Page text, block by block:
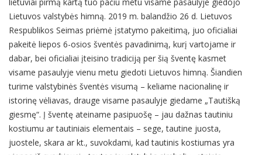
Lietuvos valstybės himną. 2019 m. balandžio 26 d. Lietuvos
Respublikos Seimas priėmė įstatymo pakeitimą, juo oficialiai
pakeitė liepos 6-osios šventės pavadinimą, kurį vartojame ir
dabar, bei oficialiai įteisino tradiciją per šią šventę kasmet
visame pasaulyje vienu metu giedoti Lietuvos himną. Šiandien
turime valstybinės šventės visumą – keliame nacionalinę ir
istorinę vėliavas, drauge visame pasaulyje giedame „Tautišką
giesmę“. Į šventę ateiname pasipuošę – jau dažnas tautiniu
kostiumu ar tautiniais elementais – sege, tautine juosta,
juostele, skara ar kt., suvokdami, kad tautinis kostiumas yra